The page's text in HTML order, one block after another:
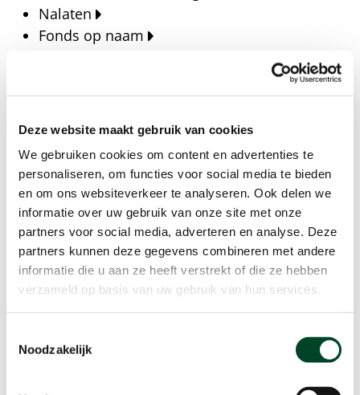
Deze website maakt gebruik van cookies
We gebruiken cookies om content en advertenties te
personaliseren, om functies voor social media te bieden
en om ons websiteverkeer te analyseren. Ook delen we
informatie over uw gebruik van onze site met onze
partners voor social media, adverteren en analyse. Deze
partners kunnen deze gegevens combineren met andere
informatie die u aan ze heeft verstrekt of die ze hebben
verzameld op basis van uw gebruik van hun services.
Noodzakelijk
Nalaten
Fonds op naam
Blijf op de hoogte van het laatste nieuws, verhalen,
publicaties en ontwikkelingen rondom Kansfonds
en onze missie.
Nieuwsberichten
Nieuws
Verhalen
Beeldbanken
Foto's bestaanszekerheid
Agenda